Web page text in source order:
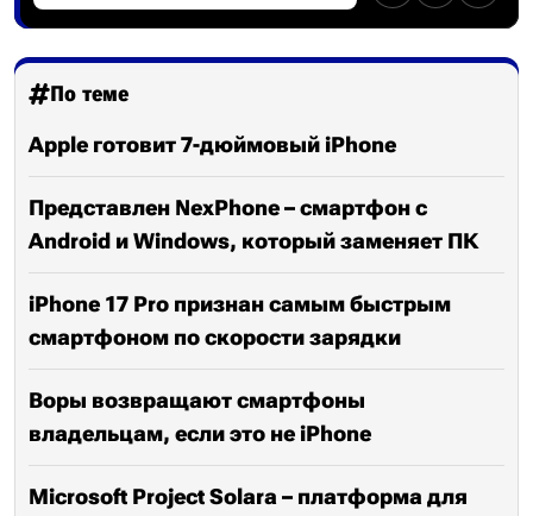
По теме
Apple готовит 7-дюймовый iPhone
Представлен NexPhone – смартфон с
Android и Windows, который заменяет ПК
iPhone 17 Pro признан самым быстрым
смартфоном по скорости зарядки
Воры возвращают смартфоны
владельцам, если это не iPhone
Microsoft Project Solara – платформа для